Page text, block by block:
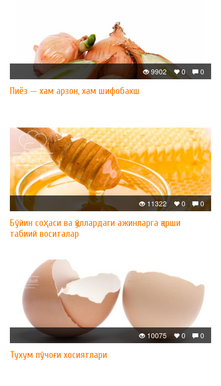
0
0
9902
Пиёз — xам арзон, xам шифобахш
0
0
11322
Бўйин соҳаси ва қўллардаги ажинларга қарши
табиий воситалар
0
0
10075
Тухум пўчоғи хосиятлари